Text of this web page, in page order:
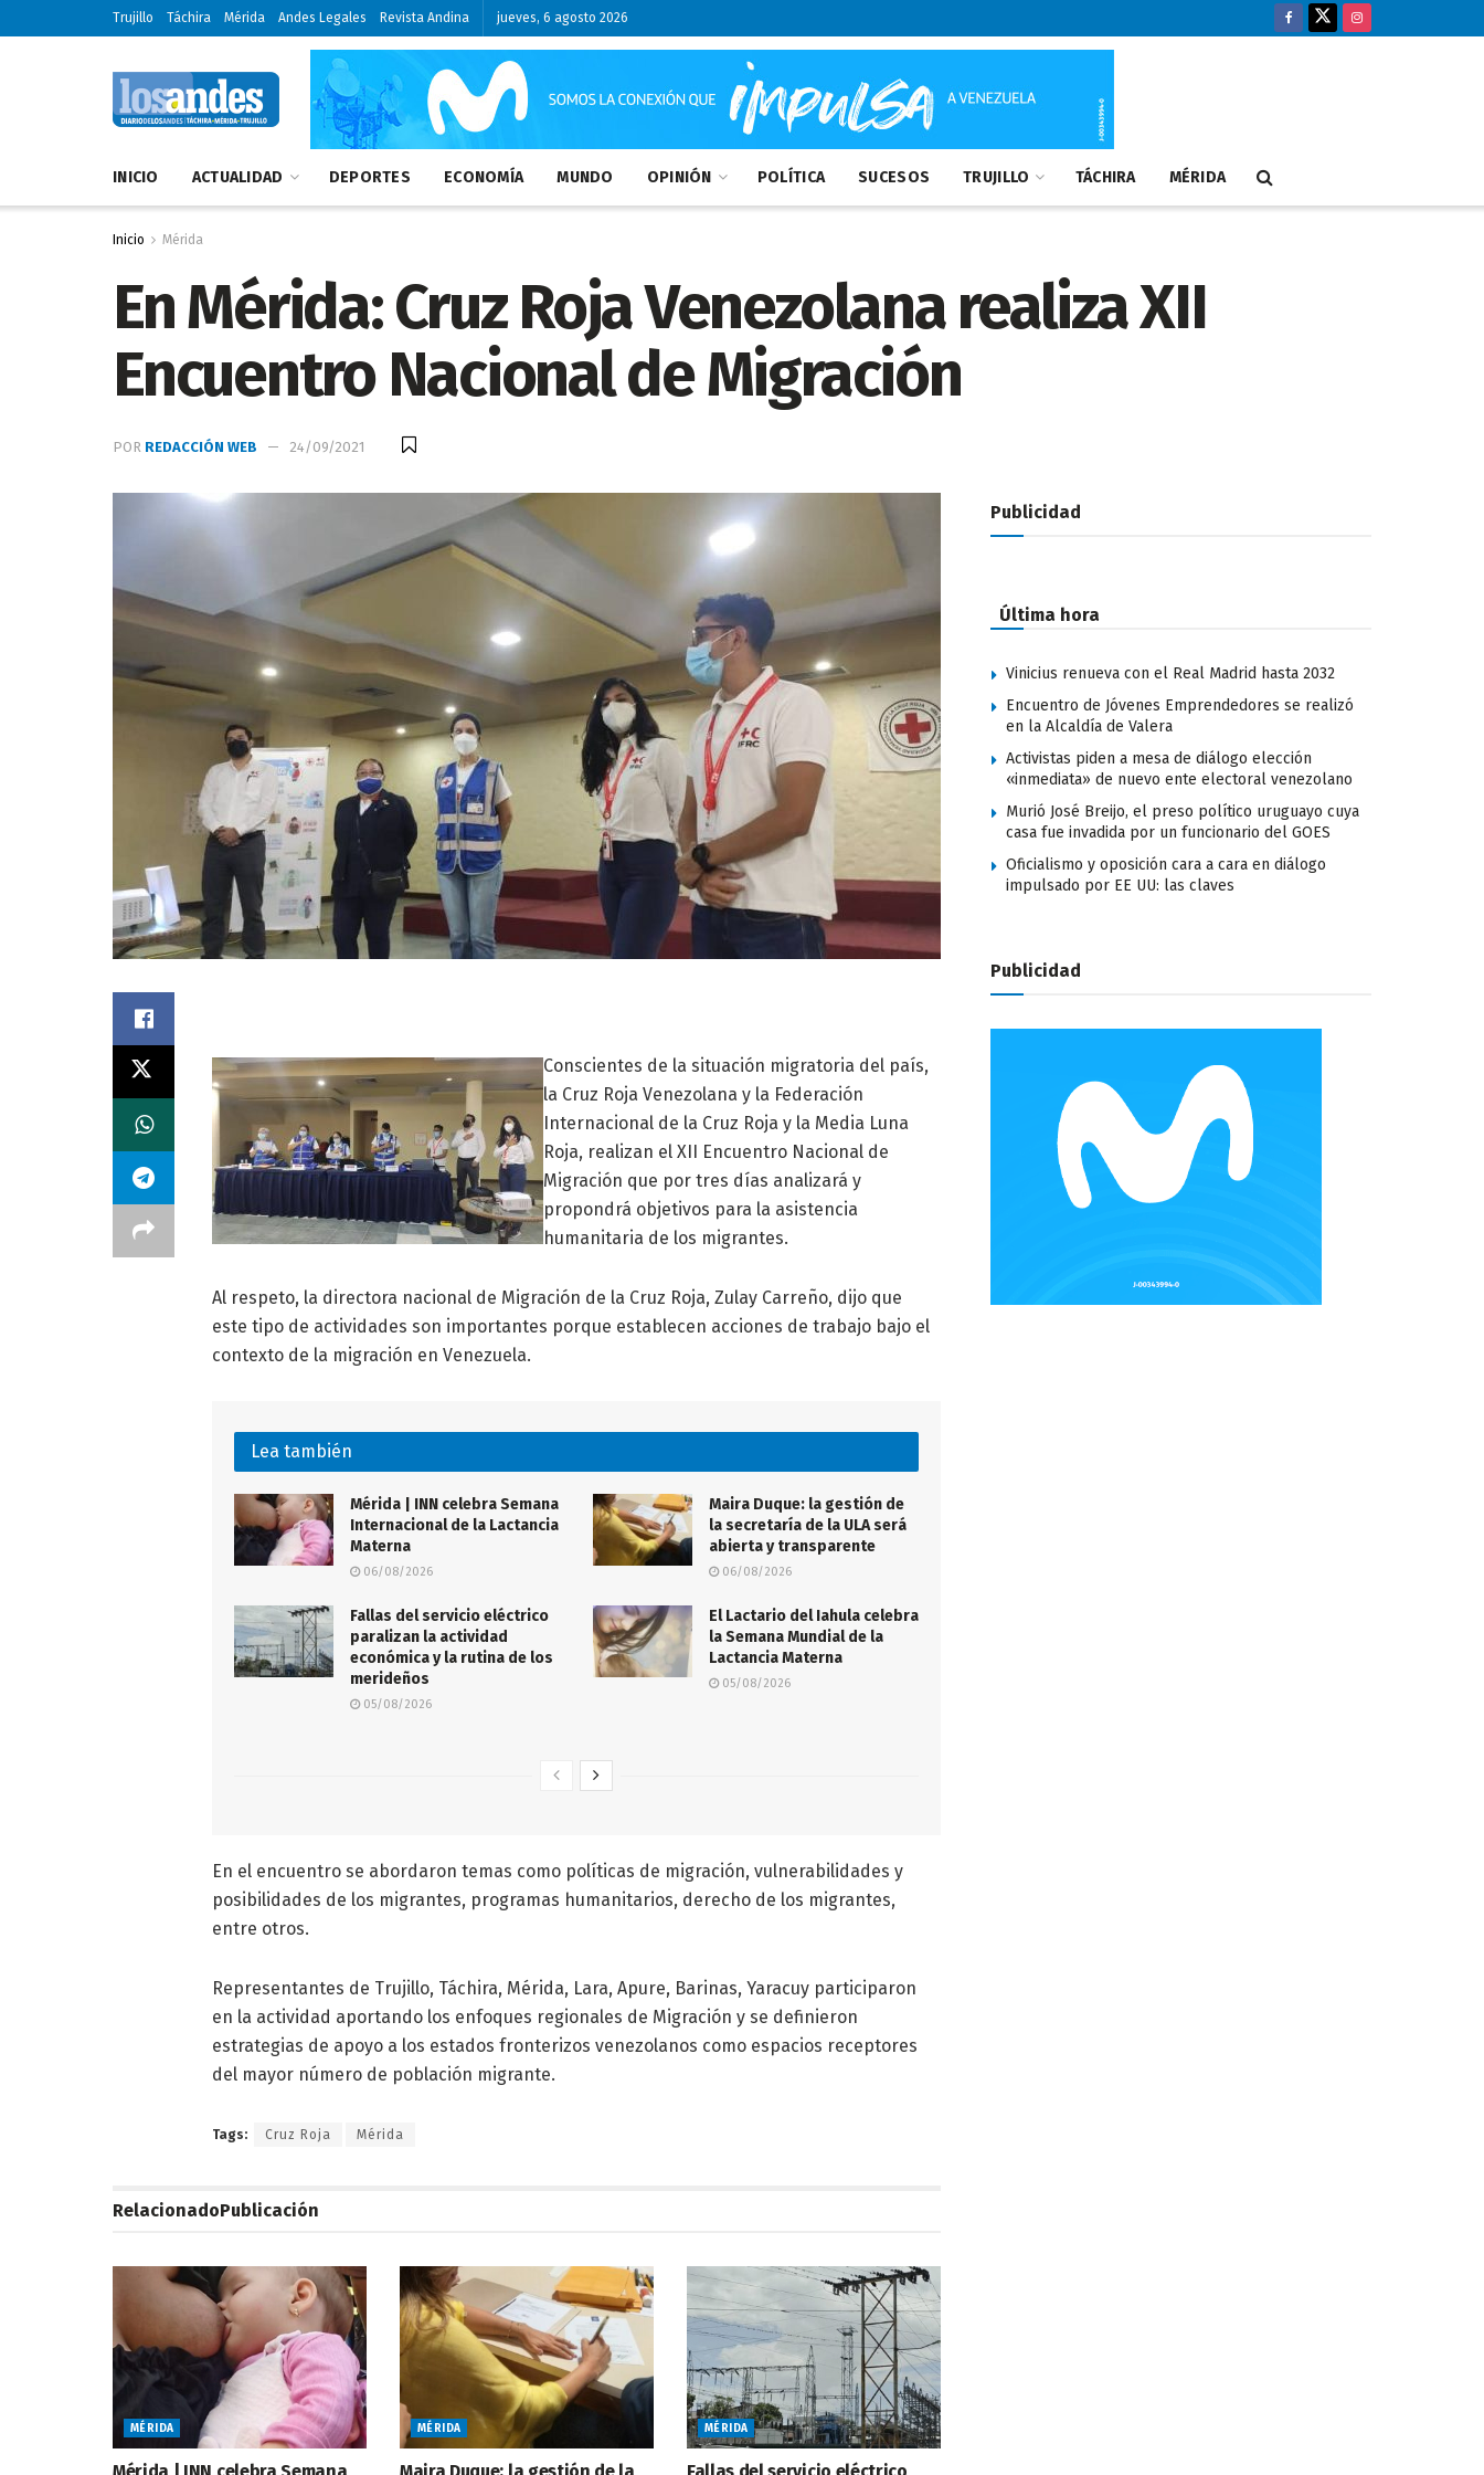
Trujillo Táchira Mérida Andes Legales Revista Andina jueves, 6 agosto 2026
INICIO ACTUALIDAD DEPORTES ECONOMÍA MUNDO OPINIÓN POLÍTICA SUCESOS TRUJILLO TÁCHIRA MÉRIDA
Inicio Mérida
En Mérida: Cruz Roja Venezolana realiza XII
Encuentro Nacional de Migración
POR REDACCIÓN WEB 24/09/2021
Conscientes de la situación migratoria del país,
la Cruz Roja Venezolana y la Federación
Internacional de la Cruz Roja y la Media Luna
Roja, realizan el XII Encuentro Nacional de
Migración que por tres días analizará y
propondrá objetivos para la asistencia
humanitaria de los migrantes.
Al respeto, la directora nacional de Migración de la Cruz Roja, Zulay Carreño, dijo que
este tipo de actividades son importantes porque establecen acciones de trabajo bajo el
contexto de la migración en Venezuela.
Lea también
Mérida | INN celebra Semana
Internacional de la Lactancia
Materna
06/08/2026
Maira Duque: la gestión de
la secretaría de la ULA será
abierta y transparente
06/08/2026
Fallas del servicio eléctrico
paralizan la actividad
económica y la rutina de los
merideños
05/08/2026
El Lactario del Iahula celebra
la Semana Mundial de la
Lactancia Materna
05/08/2026
En el encuentro se abordaron temas como políticas de migración, vulnerabilidades y
posibilidades de los migrantes, programas humanitarios, derecho de los migrantes,
entre otros.
Representantes de Trujillo, Táchira, Mérida, Lara, Apure, Barinas, Yaracuy participaron
en la actividad aportando los enfoques regionales de Migración y se definieron
estrategias de apoyo a los estados fronterizos venezolanos como espacios receptores
del mayor número de población migrante.
Tags: Cruz Roja Mérida
RelacionadoPublicación
MÉRIDA MÉRIDA MÉRIDA
Publicidad
Última hora
Vinicius renueva con el Real Madrid hasta 2032
Encuentro de Jóvenes Emprendedores se realizó
en la Alcaldía de Valera
Activistas piden a mesa de diálogo elección
«inmediata» de nuevo ente electoral venezolano
Murió José Breijo, el preso político uruguayo cuya
casa fue invadida por un funcionario del GOES
Oficialismo y oposición cara a cara en diálogo
impulsado por EE UU: las claves
Publicidad